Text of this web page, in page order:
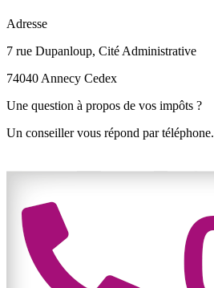
Adresse
7 rue Dupanloup, Cité Administrative
74040 Annecy Cedex
Une question à propos de vos impôts ?
Un conseiller vous répond par téléphone.